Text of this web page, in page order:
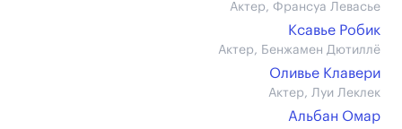
Актер, Франсуа Левасье
Ксавье Робик
Актер, Бенжамен Дютиллё
Оливье Клавери
Актер, Луи Леклек
Альбан Омар